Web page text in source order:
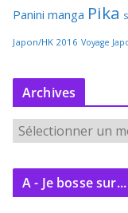
Panini manga Pika
Japon/HK 2016 Voyage
Archives
r
c
A - Je bosse sur...